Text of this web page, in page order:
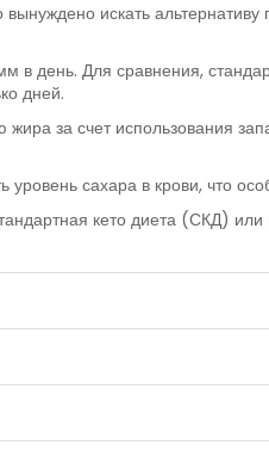
искать
в день. Для сравнения,
дней.
за счет использования
уровень сахара в крови, что
кето диета (СКД)